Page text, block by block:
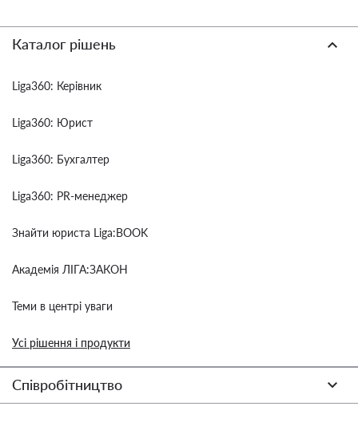
Каталог рішень
Liga360: Керівник
Liga360: Юрист
Liga360: Бухгалтер
Liga360: PR-менеджер
Знайти юриста Liga:BOOK
Академія ЛІГА:ЗАКОН
Теми в центрі уваги
Усі рішення і продукти
Співробітництво